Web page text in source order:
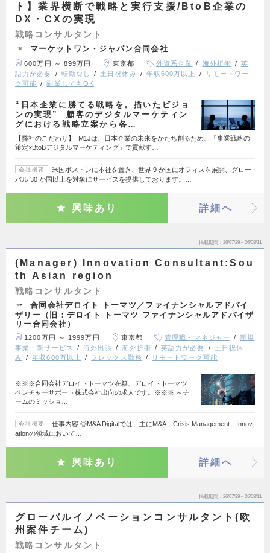
ト】業界横断で戦略と実行支援/BtoB企業の
DX・CXの実現
戦略コンサルタント
マーケットワン・ジャパン合同会社
600万円 ～ 899万円 東京都 外資系企業 海外折衝
英
語力が必要
転勤なし 土日祝休み 年収600万以上
リモートワー
ク可能
副業してもOK
“日本企業に勝てる戦略を。描いたビジョ
ンの実現” 顧客のデジタルマーケティン
グにおける戦略立案から各…
【弊社のこだわり】 M1Jは、日本企業の未来をかたち創るため、「事業戦略の
策定×BtoBデジタルマーケティング」で貢献す…
会社概要
米国ボストンに本社を置き、世界 9 か国にオフィスを展開、グロー
バル 30 か国以上を対象にサービスを提供しております。…
興味あり 詳細へ
掲載期間 26/07/29～26/08/11
(Manager) Innovation Consultant:Sou
th Asian region
戦略コンサルタント
合同会社デロイト トーマツ／ファイナンシャルアドバイ
ザリー（旧：デロイト トーマツ ファイナンシャルアドバイザ
リー合同会社）
1200万円 ～ 1999万円 東京都 管理職・マネジャー
新規
事業・新サービス
海外出張 海外折衝 英語力が必要
土日祝休
み
年収600万以上 フレックス勤務 リモートワーク可能
※※※合同会社デロイトトーマツ在籍、デロイトトーマツ
ベンチャーサポート株式会社出向の求人です。※※※ ～チ
ームのミッショ…
会社概要
仕事内容 ◎M&A Digitalでは、主にM&A、Crisis Management、Innov
ationの領域において…
興味あり 詳細へ
掲載期間 26/07/29～26/08/11
グローバルイノベーションコンサルタント(欧
州案件チーム)
戦略コンサルタント